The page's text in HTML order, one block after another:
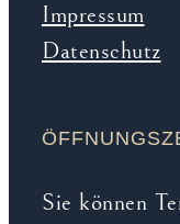
Impressum
Datenschutz
Sie können